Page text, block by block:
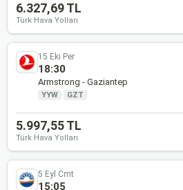
6.327,69 TL
Türk Hava Yolları
15 Eki Per
18:30
Armstrong - Gaziantep
YYW · GZT
5.997,55 TL
Türk Hava Yolları
5 Eyl Cmt
15:05